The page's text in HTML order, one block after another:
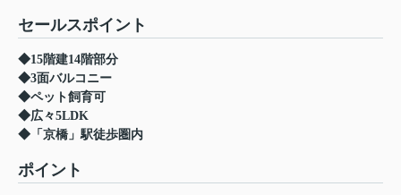
セールスポイント
◆15階建14階部分
◆3面バルコニー
◆ペット飼育可
◆広々5LDK
◆「京橋」駅徒歩圏内
ポイント